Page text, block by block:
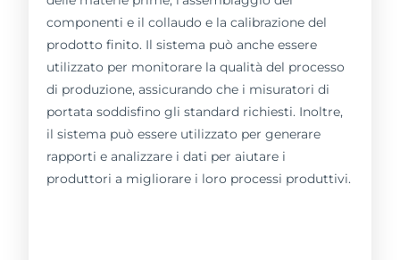
componenti e il collaudo e la calibrazione del
prodotto finito. Il sistema può anche essere
utilizzato per monitorare la qualità del processo
di produzione, assicurando che i misuratori di
portata soddisfino gli standard richiesti. Inoltre,
il sistema può essere utilizzato per generare
rapporti e analizzare i dati per aiutare i
produttori a migliorare i loro processi produttivi.